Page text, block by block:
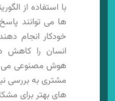
با استفاده از
ها می توانند
خودکار انجام
انسان را کاهش
هوش مصنوعی می
مشتری به بررسی
های بهتر برای